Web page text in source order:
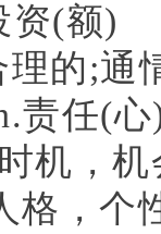
资(额)
理的;通
责任(
机，机
格，个